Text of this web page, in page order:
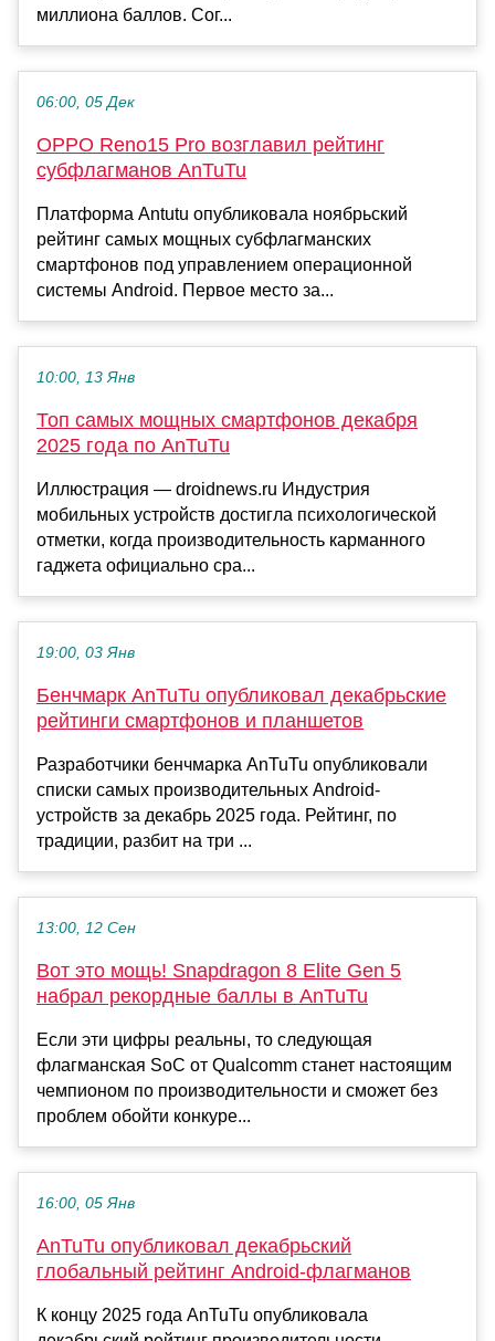
миллиона баллов. Сог...
06:00, 05 Дек
OPPO Reno15 Pro возглавил рейтинг
субфлагманов AnTuTu
Платформа Antutu опубликовала ноябрьский
рейтинг самых мощных субфлагманских
смартфонов под управлением операционной
системы Android. Первое место за...
10:00, 13 Янв
Топ самых мощных смартфонов декабря
2025 года по AnTuTu
Иллюстрация — droidnews.ru Индустрия
мобильных устройств достигла психологической
отметки, когда производительность карманного
гаджета официально сра...
19:00, 03 Янв
Бенчмарк AnTuTu опубликовал декабрьские
рейтинги смартфонов и планшетов
Разработчики бенчмарка AnTuTu опубликовали
списки самых производительных Android-
устройств за декабрь 2025 года. Рейтинг, по
традиции, разбит на три ...
13:00, 12 Сен
Вот это мощь! Snapdragon 8 Elite Gen 5
набрал рекордные баллы в AnTuTu
Если эти цифры реальны, то следующая
флагманская SoC от Qualcomm станет настоящим
чемпионом по производительности и сможет без
проблем обойти конкуре...
16:00, 05 Янв
AnTuTu опубликовал декабрьский
глобальный рейтинг Android-флагманов
К концу 2025 года AnTuTu опубликовала